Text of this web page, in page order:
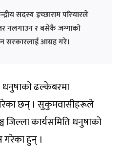
सदस्य इच्छाराम परियारले
नलगाउन र बसेकै जग्गाको
सरकारलाई आग्रह गरे।
ढल्केबरमा
छन् । सुकुमवासीहरूले
जिल्ला कार्यसमिति धनुषाको
गरेका हुन् ।